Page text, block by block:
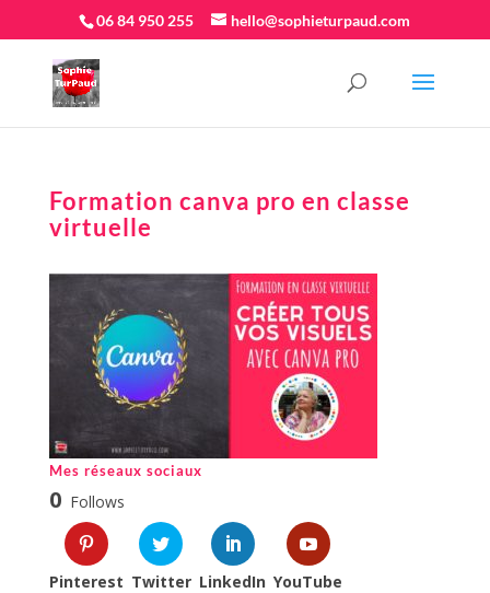
06 84 950 255 hello@sophieturpaud.com
Formation canva pro en classe
virtuelle
Mes réseaux sociaux
0 Follows
Pinterest Twitter LinkedIn YouTube